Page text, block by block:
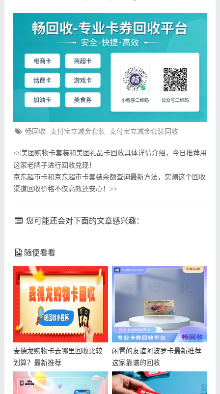
畅回收 支付宝立减金套装 支付宝立减金套装回收
<<美团购物卡套装和美团礼品卡回收具体详情介绍，今日推荐用
这家老牌子进行回收兑现！
京东超市卡和京东超市卡套装余额查询最新方法，实测这个回收
渠道回收价格不仅高效还安心！ >>
您可能还会对下面的文章感兴趣：
随便看看
麦德龙购物卡去哪里回收比较
划算？最新推荐
闲置的友谊阿波罗卡最新推荐
这家靠谱的回收